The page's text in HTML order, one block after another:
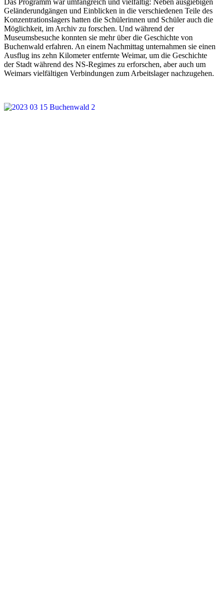
Geländerundgängen und Einblicken in die verschiedenen Teile des
Konzentrationslagers hatten die Schülerinnen und Schüler auch die
Möglichkeit, im Archiv zu forschen. Und während der
Museumsbesuche konnten sie mehr über die Geschichte von
Buchenwald erfahren. An einem Nachmittag unternahmen sie einen
Ausflug ins zehn Kilometer entfernte Weimar, um die Geschichte
der Stadt während des NS-Regimes zu erforschen, aber auch um
Weimars vielfältigen Verbindungen zum Arbeitslager nachzugehen.